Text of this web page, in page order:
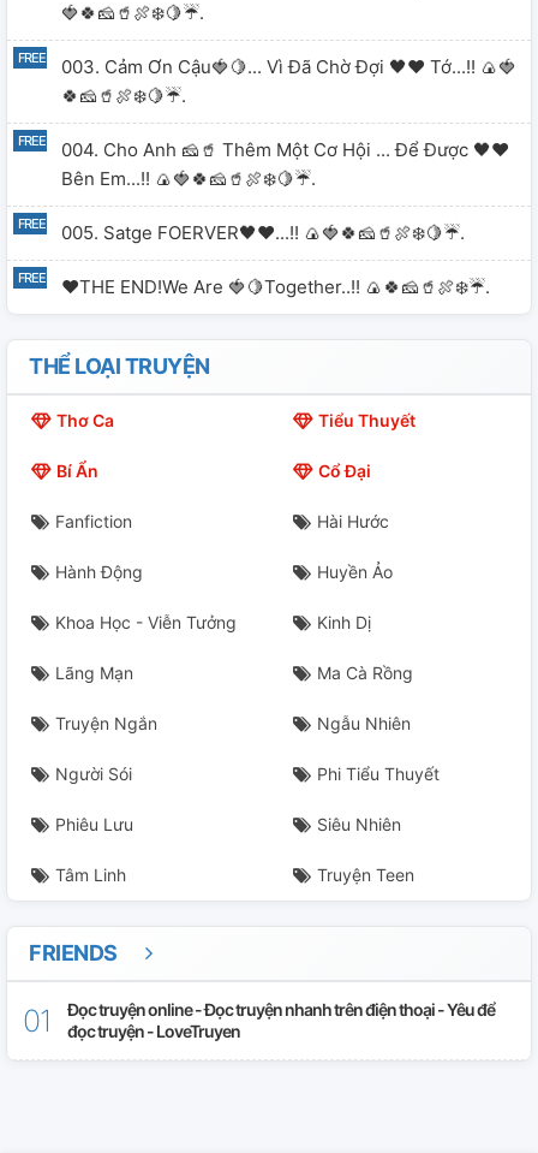
🍓🍀🧀🥤🍖❄️🍋☔.
003. Cảm Ơn Cậu🍓🍋... Vì Đã Chờ Đợi 🖤♥️ Tớ...!! 🍙🍓
🍀🧀🥤🍖❄️🍋☔.
004. Cho Anh 🧀🥤 Thêm Một Cơ Hội ... Để Được 🖤♥️
Bên Em...!! 🍙🍓🍀🧀🥤🍖❄️🍋☔.
005. Satge FOERVER🖤♥️...!! 🍙🍓🍀🧀🥤🍖❄️🍋☔.
♥️THE END!We Are 🍓🍋Together..!! 🍙🍀🧀🥤🍖❄️☔.
THỂ LOẠI TRUYỆN
Thơ Ca Tiểu Thuyết
Bí Ẩn Cổ Đại
Fanfiction Hài Hước
Hành Động Huyền Ảo
Khoa Học - Viễn Tưởng Kinh Dị
Lãng Mạn Ma Cà Rồng
Truyện Ngắn Ngẫu Nhiên
Người Sói Phi Tiểu Thuyết
Phiêu Lưu Siêu Nhiên
Tâm Linh Truyện Teen
FRIENDS
Đọc truyện online - Đọc truyện nhanh trên điện thoại - Yêu để
đọc truyện - LoveTruyen